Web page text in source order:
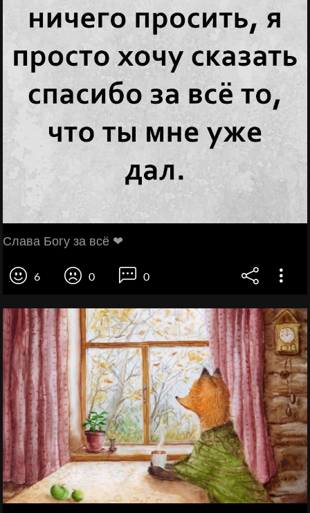
Слава Богу за всё ❤
6 0 0